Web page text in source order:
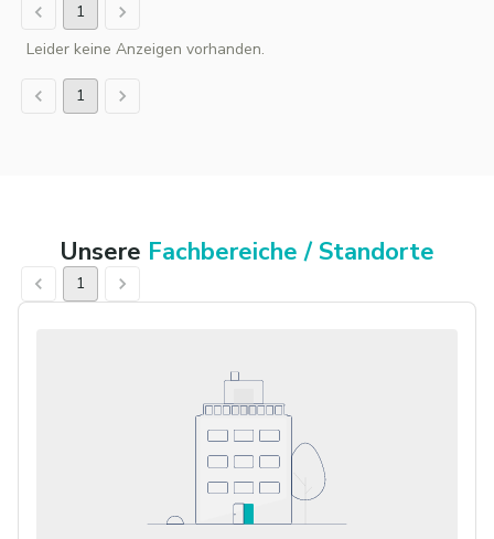
1
Leider keine Anzeigen vorhanden.
1
Unsere Fachbereiche / Standorte
1